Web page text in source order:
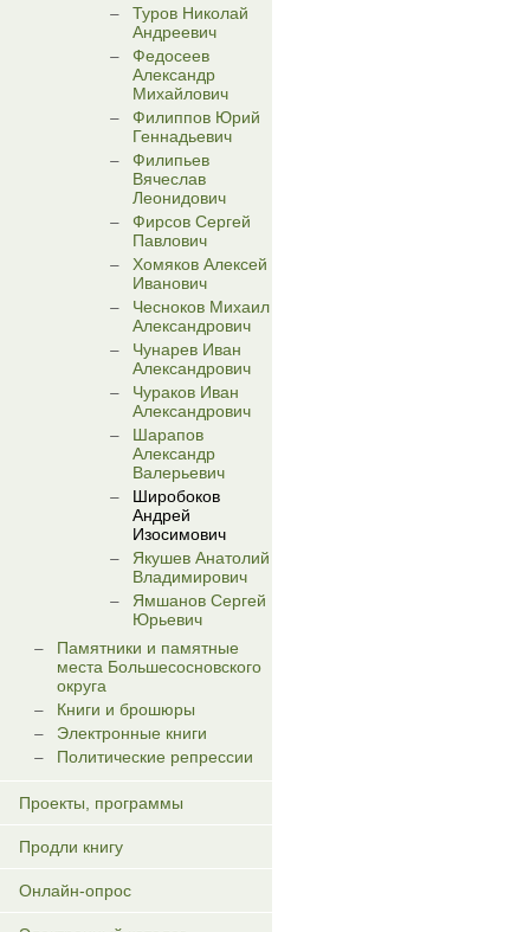
Туров Николай
Андреевич
Федосеев
Александр
Михайлович
Филиппов Юрий
Геннадьевич
Филипьев
Вячеслав
Леонидович
Фирсов Сергей
Павлович
Хомяков Алексей
Иванович
Чесноков Михаил
Александрович
Чунарев Иван
Александрович
Чураков Иван
Александрович
Шарапов
Александр
Валерьевич
Широбоков
Андрей
Изосимович
Якушев Анатолий
Владимирович
Ямшанов Сергей
Юрьевич
Памятники и памятные
места Большесосновского
округа
Книги и брошюры
Электронные книги
Политические репрессии
Проекты, программы
Продли книгу
Онлайн-опрос